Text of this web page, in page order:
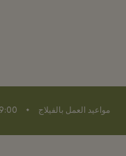
مواعيد العمل بالفيلاج ⬩
– 21:00